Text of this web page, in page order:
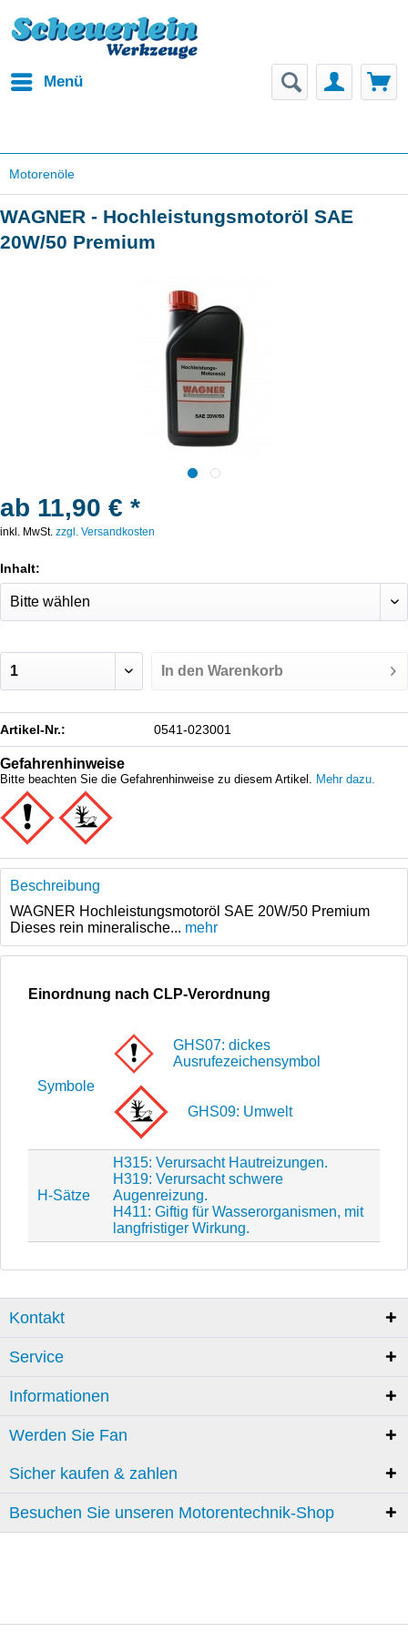
Menü
Motorenöle
WAGNER - Hochleistungsmotoröl SAE
20W/50 Premium
ab 11,90 € *
inkl. MwSt. zzgl. Versandkosten
Inhalt:
In den Warenkorb
Artikel-Nr.: 0541-023001
Gefahrenhinweise
Bitte beachten Sie die Gefahrenhinweise zu diesem Artikel. Mehr dazu.
Beschreibung
WAGNER Hochleistungsmotoröl SAE 20W/50 Premium
Dieses rein mineralische... mehr
Einordnung nach CLP-Verordnung
Symbole
GHS07: dickes
Ausrufezeichensymbol
GHS09: Umwelt
H-Sätze
H315: Verursacht Hautreizungen.
H319: Verursacht schwere
Augenreizung.
H411: Giftig für Wasserorganismen, mit
langfristiger Wirkung.
Kontakt
Service
Informationen
Werden Sie Fan
Sicher kaufen & zahlen
Besuchen Sie unseren Motorentechnik-Shop